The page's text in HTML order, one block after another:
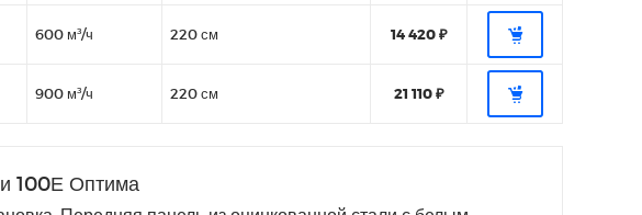
600 м³/ч 220 см 14 420 ₽
900 м³/ч 220 см 21 110 ₽
100Е Оптима